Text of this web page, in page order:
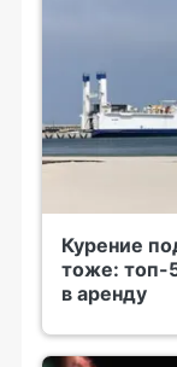
Курение
тоже: топ-
в аренду